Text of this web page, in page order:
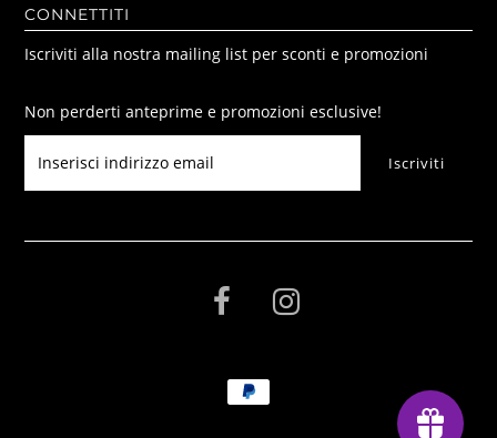
CONNETTITI
Iscriviti alla nostra mailing list per sconti e promozioni
Non perderti anteprime e promozioni esclusive!